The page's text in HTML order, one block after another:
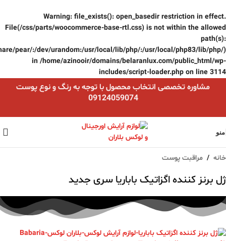
Warning: file_exists(): open_basedir restriction in effect.
File(/css/parts/woocommerce-base-rtl.css) is not within the allowed
path(s):
pear/:/dev/urandom:/usr/local/lib/php/:/usr/local/php83/lib/php/)
in /home/azinooir/domains/belaranlux.com/public_html/wp-
includes/script-loader.php on line 3114
مشاوره تخصصی انتخاب محصول با توجه به رنگ و نوع پوست
09124059074
منو
خانه / مراقبت پوست
ژل برنز کننده اگزاتیک باباریا سری جدید